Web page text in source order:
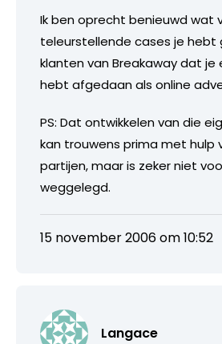
Ik ben oprecht benieuwd wat
teleurstellende cases je
klanten van Breakaway dat
hebt afgedaan als online
PS: Dat ontwikkelen van die
kan trouwens prima met hulp
partijen, maar is zeker niet
weggelegd.
15 november 2006 om 10:52
Langace